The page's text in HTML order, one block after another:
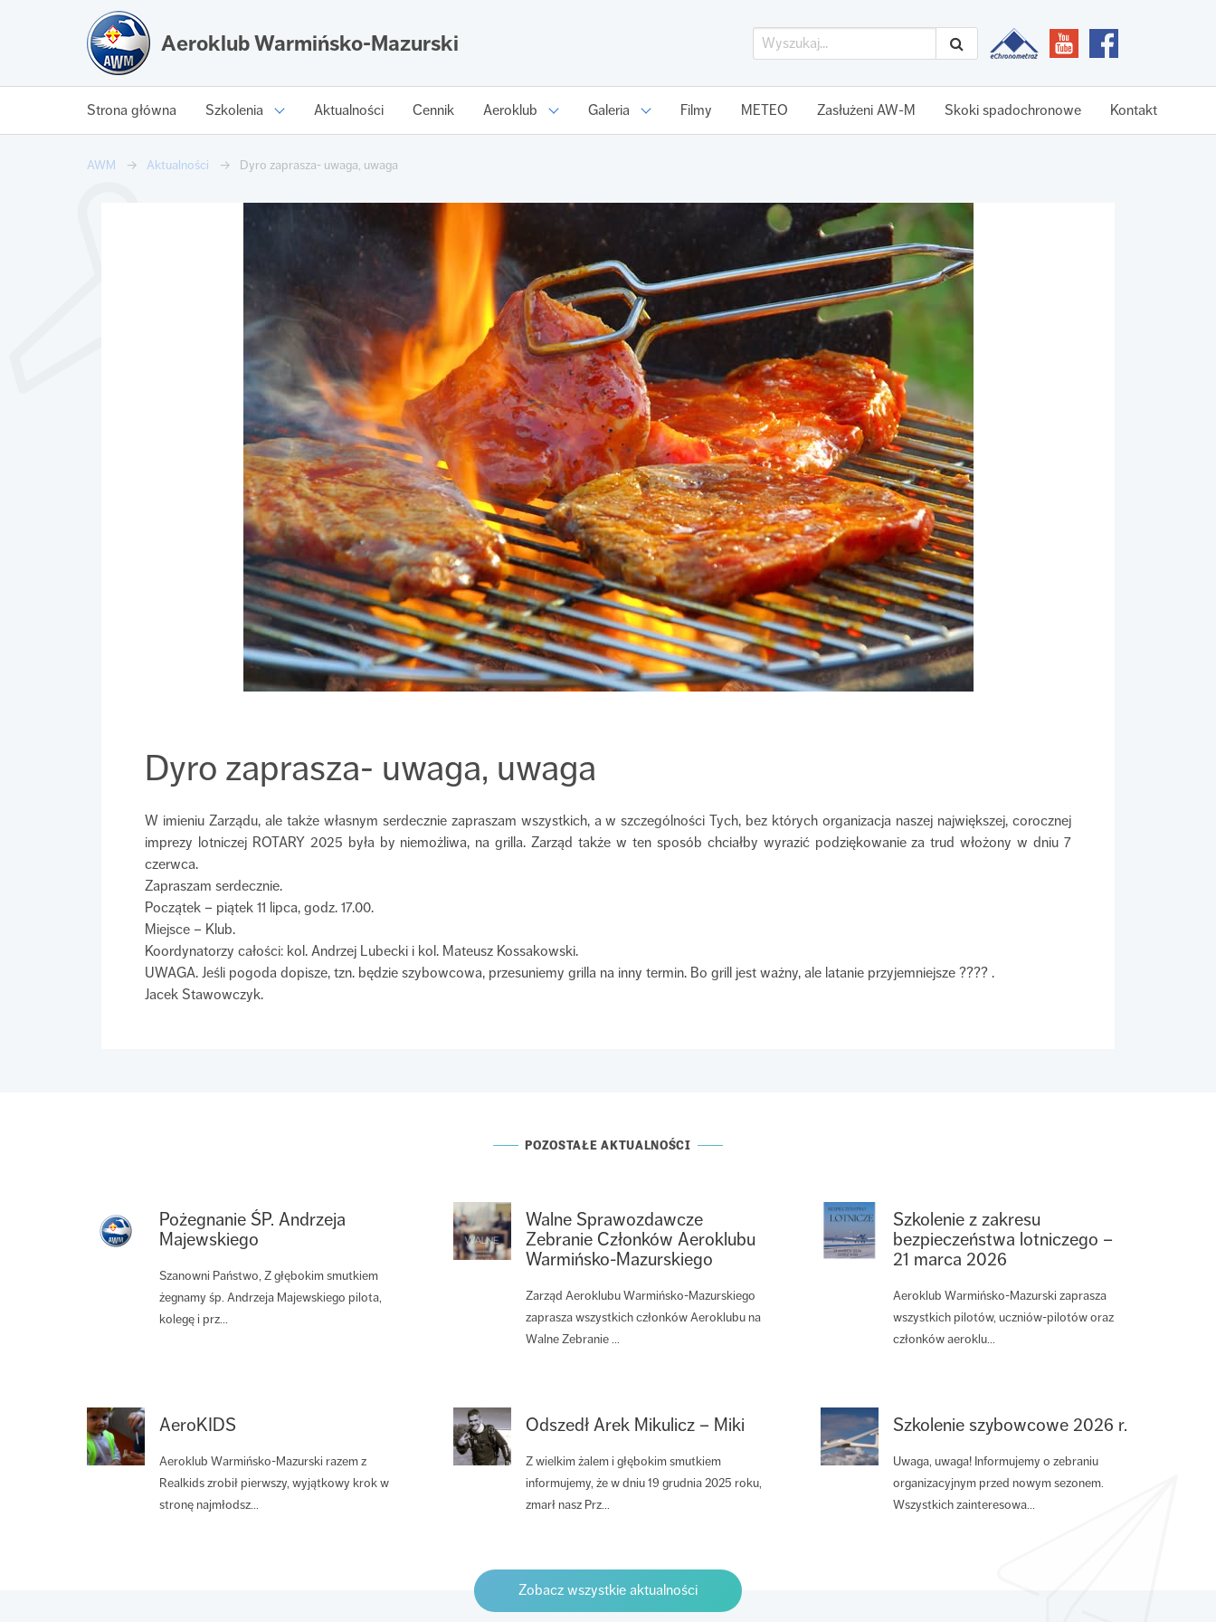
Aeroklub Warmińsko-Mazurski
Strona główna Szkolenia Aktualności Cennik Aeroklub Galeria Filmy METEO Zasłużeni AW-M Skoki spadochronowe Kontakt
AWM Aktualności Dyro zaprasza- uwaga, uwaga
Dyro zaprasza- uwaga, uwaga
W imieniu Zarządu, ale także własnym serdecznie zapraszam wszystkich, a w szczególności Tych, bez których organizacja naszej największej, corocznej
imprezy lotniczej ROTARY 2025 była by niemożliwa, na grilla. Zarząd także w ten sposób chciałby wyrazić podziękowanie za trud włożony w dniu 7
czerwca.
Zapraszam serdecznie.
Początek – piątek 11 lipca, godz. 17.00.
Miejsce – Klub.
Koordynatorzy całości: kol. Andrzej Lubecki i kol. Mateusz Kossakowski.
UWAGA. Jeśli pogoda dopisze, tzn. będzie szybowcowa, przesuniemy grilla na inny termin. Bo grill jest ważny, ale latanie przyjemniejsze ???? .
Jacek Stawowczyk.
POZOSTAŁE AKTUALNOŚCI
Pożegnanie ŚP. Andrzeja
Majewskiego
Szanowni Państwo, Z głębokim smutkiem
żegnamy śp. Andrzeja Majewskiego pilota,
kolegę i prz...
Walne Sprawozdawcze
Zebranie Członków Aeroklubu
Warmińsko-Mazurskiego
Zarząd Aeroklubu Warmińsko-Mazurskiego
zaprasza wszystkich członków Aeroklubu na
Walne Zebranie ...
Szkolenie z zakresu
bezpieczeństwa lotniczego –
21 marca 2026
Aeroklub Warmińsko-Mazurski zaprasza
wszystkich pilotów, uczniów-pilotów oraz
członków aeroklu...
AeroKIDS
Aeroklub Warmińsko-Mazurski razem z
Realkids zrobił pierwszy, wyjątkowy krok w
stronę najmłodsz...
Odszedł Arek Mikulicz – Miki
Z wielkim żalem i głębokim smutkiem
informujemy, że w dniu 19 grudnia 2025 roku,
zmarł nasz Prz...
Szkolenie szybowcowe 2026 r.
Uwaga, uwaga! Informujemy o zebraniu
organizacyjnym przed nowym sezonem.
Wszystkich zainteresowa...
Zobacz wszystkie aktualności